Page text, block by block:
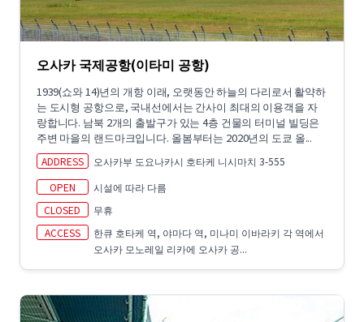
오사카 국제공항(이타미 공항)
1939(쇼와 14)년의 개항 이래, 오랫동안 하늘의 다리로서 활약하
는 도시형 공항으로, 국내선에서는 간사이 최대의 이용객을 자
랑합니다. 남북 2개의 출발구가 있는 4층 건물의 터미널 빌딩은
주변 마을의 랜드마크입니다. 올봄부터는 2020년의 도쿄 올...
ADDRESS
오사카부 도요나카시 호타케 니시마치 3-555
OPEN
시설에 따라 다름
CLOSED
무휴
ACCESS
한큐 호타케 역, 야마다 역, 미나미 이바라키 각 역에서
오사카 모노레일 리카에 오사카 공...